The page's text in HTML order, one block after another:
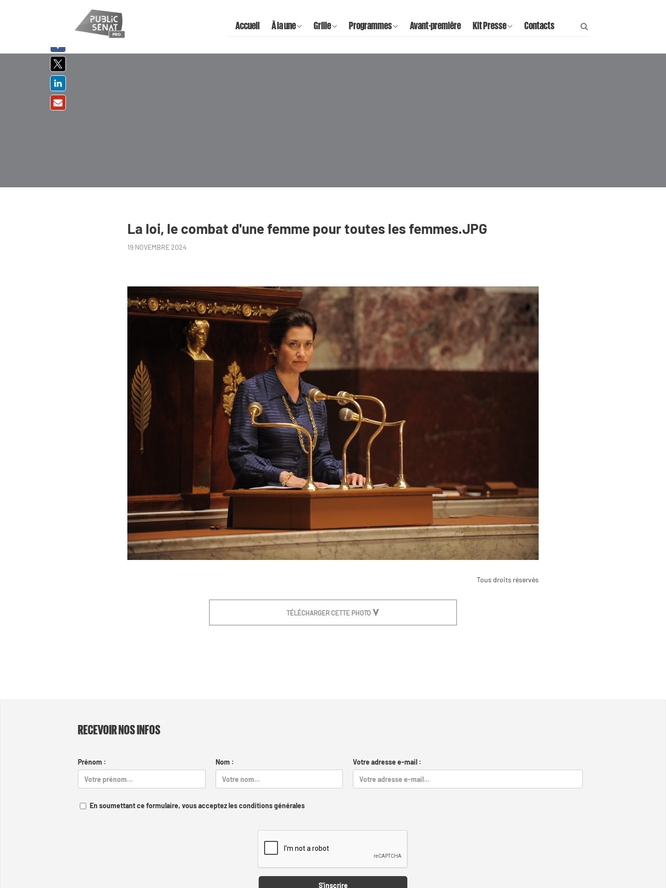
Accueil À la une Grille Programmes Avant-première Kit Presse Contacts
La loi, le combat d'une femme pour toutes les femmes.JPG
19 NOVEMBRE 2024
Tous droits réservés
TÉLÉCHARGER CETTE PHOTO
RECEVOIR NOS INFOS
Prénom : Nom : Votre adresse e-mail :
En soumettant ce formulaire, vous acceptez les conditions générales
S'inscrire